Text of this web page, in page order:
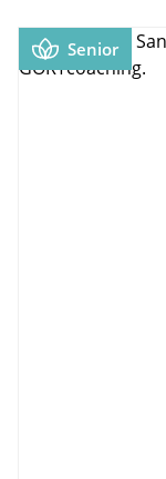
Senior